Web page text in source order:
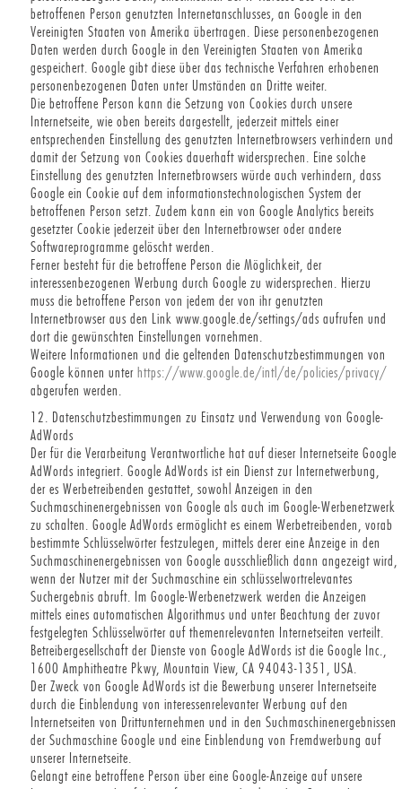
betroffenen Person genutzten Internetanschlusses, an Google in den
Vereinigten Staaten von Amerika übertragen. Diese personenbezogenen
Daten werden durch Google in den Vereinigten Staaten von Amerika
gespeichert. Google gibt diese über das technische Verfahren erhobenen
personenbezogenen Daten unter Umständen an Dritte weiter.
Die betroffene Person kann die Setzung von Cookies durch unsere
Internetseite, wie oben bereits dargestellt, jederzeit mittels einer
entsprechenden Einstellung des genutzten Internetbrowsers verhindern und
damit der Setzung von Cookies dauerhaft widersprechen. Eine solche
Einstellung des genutzten Internetbrowsers würde auch verhindern, dass
Google ein Cookie auf dem informationstechnologischen System der
betroffenen Person setzt. Zudem kann ein von Google Analytics bereits
gesetzter Cookie jederzeit über den Internetbrowser oder andere
Softwareprogramme gelöscht werden.
Ferner besteht für die betroffene Person die Möglichkeit, der
interessenbezogenen Werbung durch Google zu widersprechen. Hierzu
muss die betroffene Person von jedem der von ihr genutzten
Internetbrowser aus den Link www.google.de/settings/ads aufrufen und
dort die gewünschten Einstellungen vornehmen.
Weitere Informationen und die geltenden Datenschutzbestimmungen von
Google können unter https://www.google.de/intl/de/policies/privacy/
abgerufen werden.
12. Datenschutzbestimmungen zu Einsatz und Verwendung von Google-
AdWords
Der für die Verarbeitung Verantwortliche hat auf dieser Internetseite Google
AdWords integriert. Google AdWords ist ein Dienst zur Internetwerbung,
der es Werbetreibenden gestattet, sowohl Anzeigen in den
Suchmaschinenergebnissen von Google als auch im Google-Werbenetzwerk
zu schalten. Google AdWords ermöglicht es einem Werbetreibenden, vorab
bestimmte Schlüsselwörter festzulegen, mittels derer eine Anzeige in den
Suchmaschinenergebnissen von Google ausschließlich dann angezeigt wird,
wenn der Nutzer mit der Suchmaschine ein schlüsselwortrelevantes
Suchergebnis abruft. Im Google-Werbenetzwerk werden die Anzeigen
mittels eines automatischen Algorithmus und unter Beachtung der zuvor
festgelegten Schlüsselwörter auf themenrelevanten Internetseiten verteilt.
Betreibergesellschaft der Dienste von Google AdWords ist die Google Inc.,
1600 Amphitheatre Pkwy, Mountain View, CA 94043-1351, USA.
Der Zweck von Google AdWords ist die Bewerbung unserer Internetseite
durch die Einblendung von interessenrelevanter Werbung auf den
Internetseiten von Drittunternehmen und in den Suchmaschinenergebnissen
der Suchmaschine Google und eine Einblendung von Fremdwerbung auf
unserer Internetseite.
Gelangt eine betroffene Person über eine Google-Anzeige auf unsere